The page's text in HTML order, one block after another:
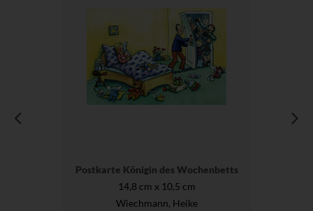
Postkarte Königin des Wochenbetts
14,8 cm x 10,5 cm
Wiechmann, Heike